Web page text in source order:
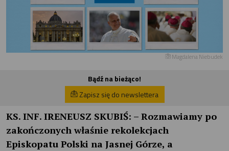
Magdalena Niebudek
Bądź na bieżąco!
Zapisz się do newslettera
KS. INF. IRENEUSZ SKUBIŚ: – Rozmawiamy po
zakończonych właśnie rekolekcjach
Episkopatu Polski na Jasnej Górze, a